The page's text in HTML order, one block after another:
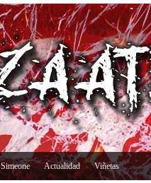
Simeone Actualidad Viñetas